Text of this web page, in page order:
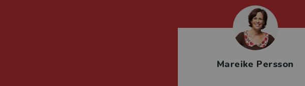
Mareike Persson